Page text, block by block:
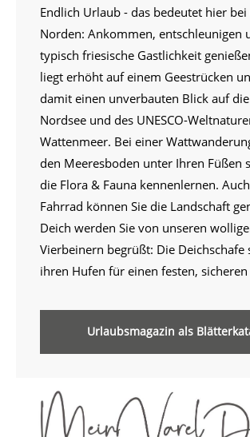
Endlich Urlaub - das bedeutet hier
Norden: Ankommen, entschleunigen
typisch friesische Gastlichkeit
liegt erhöht auf einem Geestrücken
damit einen unverbauten Blick auf
Nordsee und des UNESCO-
Wattenmeer. Bei einer
den Meeresboden unter Ihren Füßen
die Flora & Fauna kennenlernen.
Fahrrad können Sie die Landschaft
Deich werden Sie von unseren
Vierbeinern begrüßt: Die Deichschafe
ihren Hufen für einen festen, sicheren
Urlaubsmagazin als